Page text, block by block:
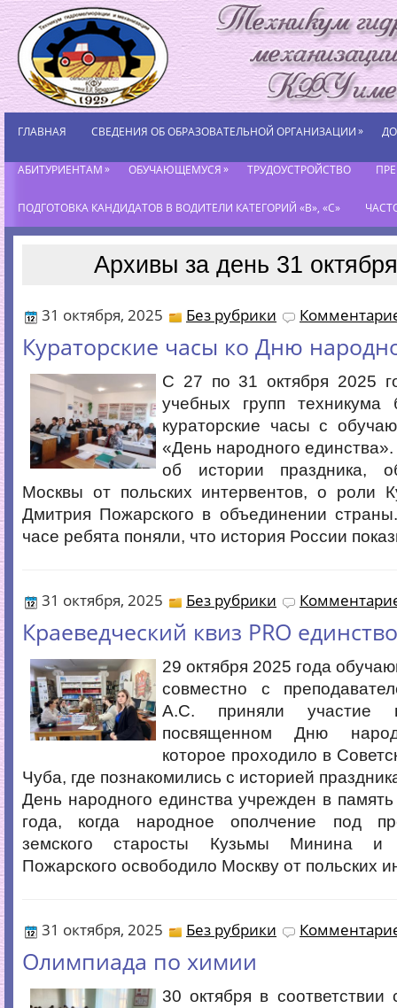
ГЛАВНАЯ СВЕДЕНИЯ ОБ ОБРАЗОВАТЕЛЬНОЙ ОРГАНИЗАЦИИ»
АБИТУРИЕНТАМ» ОБУЧАЮЩЕМУСЯ» ТРУДОУСТРОЙСТВО
ПОДГОТОВКА КАНДИДАТОВ В ВОДИТЕЛИ КАТЕГОРИЙ «В», «С»
Архивы за день 31
31 октября, 2025 Без рубрики
Кураторские часы ко Дню
С 27 по 31 октября 2025
учебных групп
кураторские часы с
«День народного
об истории праздника,
Москвы от польских интервентов, о роли
Дмитрия Пожарского в объединении
часе ребята поняли, что история России
31 октября, 2025 Без рубрики
Краеведческий квиз PRO единство
29 октября 2025 года
совместно с
А.С. приняли участие
посвященном Дню
которое проходило в
Чуба, где познакомились с историей
День народного единства учрежден в
года, когда народное ополчение под
земского старосты Кузьмы Минина и
Пожарского освободило Москву от польских
31 октября, 2025 Без рубрики
Олимпиада по химии
30 октября в